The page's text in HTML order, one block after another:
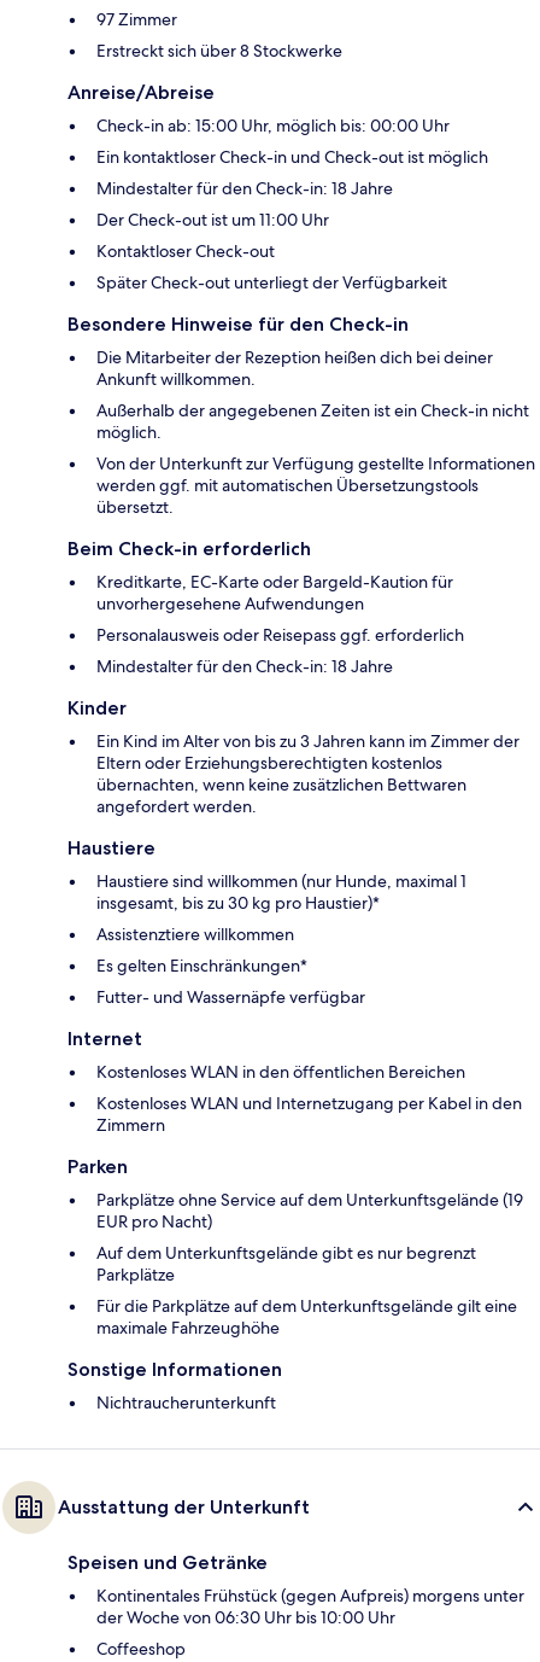
97 Zimmer
Erstreckt sich über 8 Stockwerke
Anreise/Abreise
Check-in ab: 15:00 Uhr, möglich bis: 00:00 Uhr
Ein kontaktloser Check-in und Check-out ist möglich
Mindestalter für den Check-in: 18 Jahre
Der Check-out ist um 11:00 Uhr
Kontaktloser Check-out
Später Check-out unterliegt der Verfügbarkeit
Besondere Hinweise für den Check-in
Die Mitarbeiter der Rezeption heißen dich bei deiner
Ankunft willkommen.
Außerhalb der angegebenen Zeiten ist ein Check-in nicht
möglich.
Von der Unterkunft zur Verfügung gestellte Informationen
werden ggf. mit automatischen Übersetzungstools
übersetzt.
Beim Check-in erforderlich
Kreditkarte, EC-Karte oder Bargeld-Kaution für
unvorhergesehene Aufwendungen
Personalausweis oder Reisepass ggf. erforderlich
Mindestalter für den Check-in: 18 Jahre
Kinder
Ein Kind im Alter von bis zu 3 Jahren kann im Zimmer der
Eltern oder Erziehungsberechtigten kostenlos
übernachten, wenn keine zusätzlichen Bettwaren
angefordert werden.
Haustiere
Haustiere sind willkommen (nur Hunde, maximal 1
insgesamt, bis zu 30 kg pro Haustier)*
Assistenztiere willkommen
Es gelten Einschränkungen*
Futter- und Wassernäpfe verfügbar
Internet
Kostenloses WLAN in den öffentlichen Bereichen
Kostenloses WLAN und Internetzugang per Kabel in den
Zimmern
Parken
Parkplätze ohne Service auf dem Unterkunftsgelände (19
EUR pro Nacht)
Auf dem Unterkunftsgelände gibt es nur begrenzt
Parkplätze
Für die Parkplätze auf dem Unterkunftsgelände gilt eine
maximale Fahrzeughöhe
Sonstige Informationen
Nichtraucherunterkunft
Ausstattung der Unterkunft
Speisen und Getränke
Kontinentales Frühstück (gegen Aufpreis) morgens unter
der Woche von 06:30 Uhr bis 10:00 Uhr
Coffeeshop